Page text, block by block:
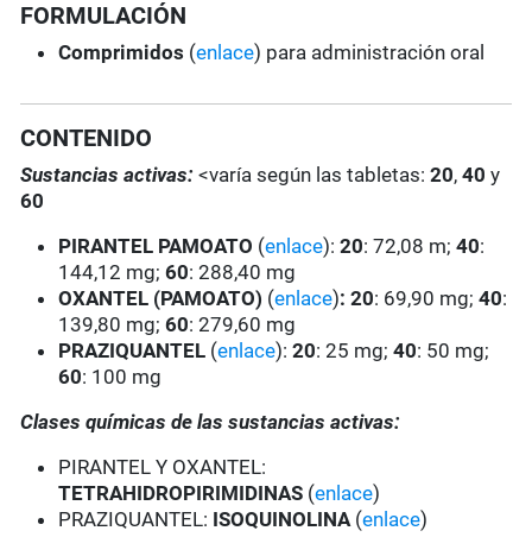
FORMULACIÓN
Comprimidos (enlace) para administración oral
CONTENIDO
Sustancias activas:<varía según las tabletas:20,40 y
60
PIRANTEL PAMOATO (enlace):20: 72,08 m;40:
144,12 mg;60: 288,40 mg
OXANTEL (PAMOATO) (enlace): 20: 69,90 mg;40:
139,80 mg;60: 279,60 mg
PRAZIQUANTEL (enlace):20: 25 mg;40: 50 mg;
60: 100 mg
Clases químicas de las sustancias activas:
PIRANTEL Y OXANTEL:
TETRAHIDROPIRIMIDINAS (enlace)
PRAZIQUANTEL: ISOQUINOLINA(enlace)